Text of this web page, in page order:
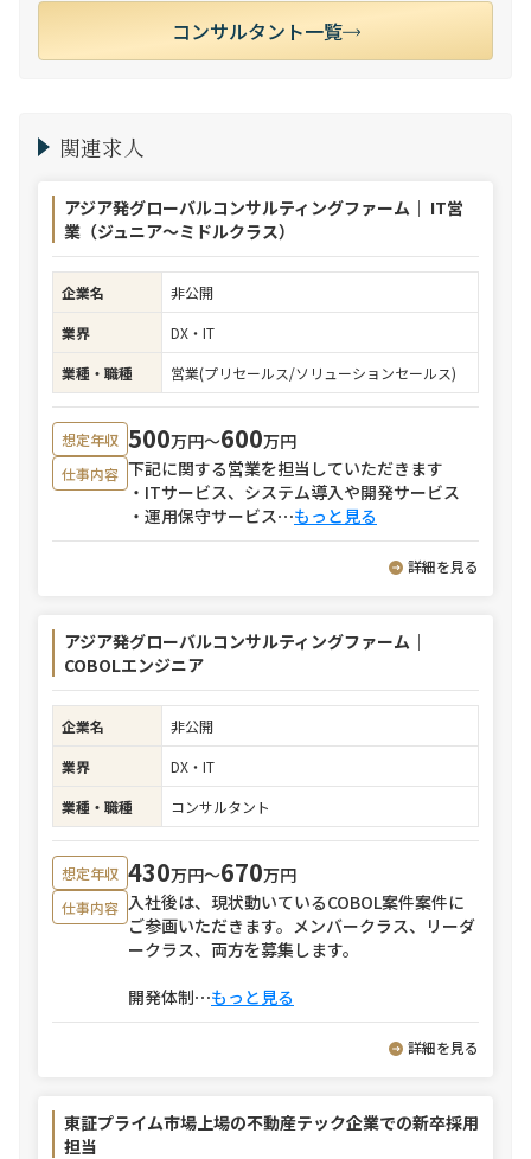
コンサルタント一覧
関連求人
アジア発グローバルコンサルティングファーム｜ IT営
業（ジュニア～ミドルクラス）
企業名
非公開
業界
DX・IT
業種・職種
営業(プリセールス/ソリューションセールス)
想定年収 500万円〜600万円
仕事内容 下記に関する営業を担当していただきます
・ITサービス、システム導入や開発サービス
・運用保守サービス⋯もっと見る
詳細を見る
アジア発グローバルコンサルティングファーム｜
COBOLエンジニア
企業名
非公開
業界
DX・IT
業種・職種
コンサルタント
想定年収 430万円〜670万円
仕事内容 入社後は、現状動いているCOBOL案件案件に
ご参画いただきます。メンバークラス、リーダ
ークラス、両方を募集します。
開発体制⋯もっと見る
詳細を見る
東証プライム市場上場の不動産テック企業での新卒採用
担当